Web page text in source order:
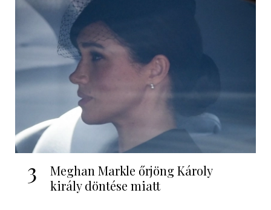
3
Meghan Markle őrjöng Károly
király döntése miatt